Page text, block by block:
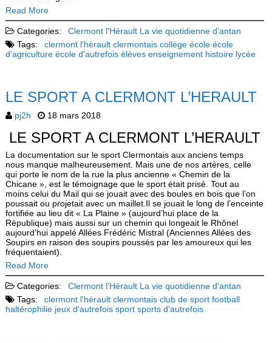
Read More
Categories: Clermont l'Hérault La vie quotidienne d'antan
Tags:
clermont l'hérault clermontais collège école école
d'agriculture école d'autrefois élèves enseignement histoire lycée
LE SPORT A CLERMONT L’HERAULT
pj2h 18 mars 2018
LE SPORT A CLERMONT L’HERAULT
La documentation sur le sport Clermontais aux anciens temps
nous manque malheureusement. Mais une de nos artères, celle
qui porte le nom de la rue la plus ancienne « Chemin de la
Chicane », est le témoignage que le sport était prisé. Tout au
moins celui du Mail qui se jouait avec des boules en bois que l’on
poussait ou projetait avec un maillet.Il se jouait le long de l’enceinte
fortifiée au lieu dit « La Plaine » (aujourd’hui place de la
République) mais aussi sur un chemin qui longeait le Rhônel
aujourd’hui appelé Allées Frédéric Mistral (Anciennes Allées des
Soupirs en raison des soupirs poussés par les amoureux qui les
fréquentaient).
Read More
Categories: Clermont l'Hérault La vie quotidienne d'antan
Tags:
clermont l'hérault clermontais club de sport football
haltérophilie jeux d'autrefois sport sports d'autrefois